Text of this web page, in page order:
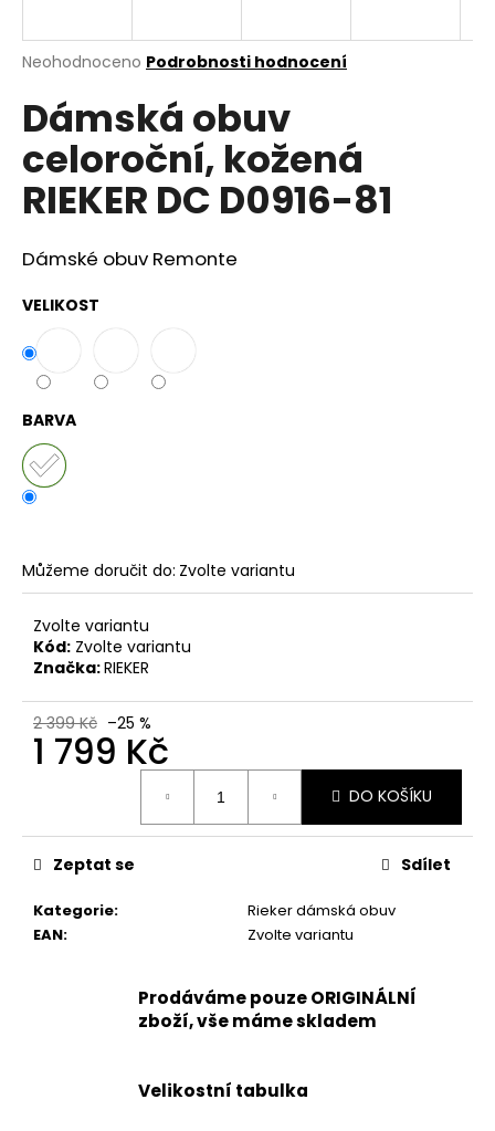
Průměrné
produktu
je
z
5
hvězdiček.
Neohodnoceno Podrobnosti hodnocení
Dámská obuv
celoroční, kožená
RIEKER DC D0916-81
Dámské obuv Remonte
VELIKOST
BARVA
Můžeme doručit do: Zvolte variantu
Zvolte variantu
Kód: Zvolte variantu
Značka:RIEKER
2 399 Kč –25 %
1 799 Kč
DO KOŠÍKU
Kategorie:
Rieker dámská obuv
EAN: Zvolte variantu
Zeptat se Sdílet
Prodáváme pouze ORIGINÁLNÍ
zboží, vše máme skladem
Velikostní tabulka
j
t
?
HLEDAT
D
o
r
u
č
e
m
e
SANDÁLY
KEEN
NEWPORT
BISON
Původně:
799
Kč